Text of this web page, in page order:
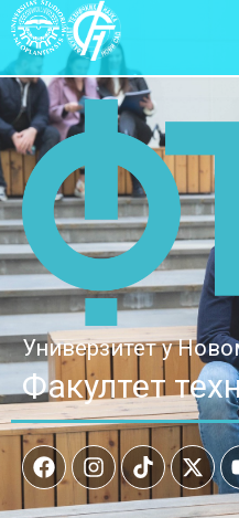
Универзитет у
Факултет